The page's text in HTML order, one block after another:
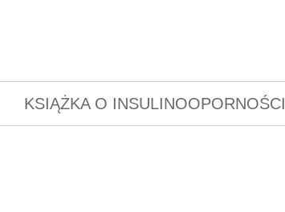
KSIĄŻKA O INSULINOOPORNOŚCI